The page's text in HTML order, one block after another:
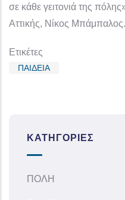
σε κάθε γειτονιά της
Αττικής, Νίκος Μπάμπαλος.
Ετικέτες
ΠΑΙΔΕΙΑ
ΚΑΤΗΓΟΡΊΕΣ
ΠΟΛΗ